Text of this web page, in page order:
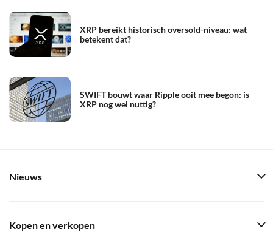
XRP bereikt historisch oversold-niveau: wat
betekent dat?
SWIFT bouwt waar Ripple ooit mee begon: is
XRP nog wel nuttig?
Nieuws
Kopen en verkopen